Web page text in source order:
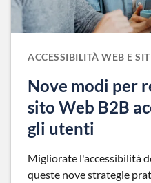
ACCESSIBILITÀ WEB E
Nove modi per
sito Web B2B
gli utenti
Migliorate l'accessibilità
queste nove strategie